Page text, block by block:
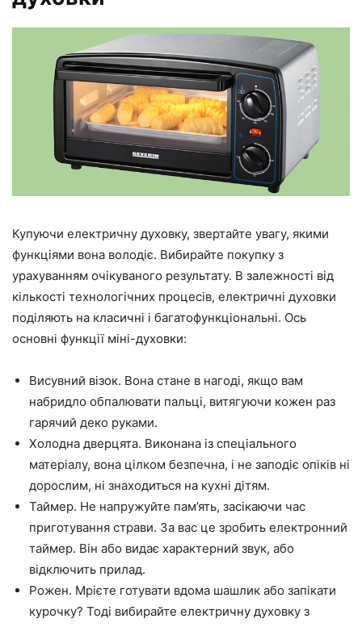
Купуючи електричну духовку, звертайте увагу, якими
функціями вона володіє. Вибирайте покупку з
урахуванням очікуваного результату. В залежності від
кількості технологічних процесів, електричні духовки
поділяють на класичні і багатофункціональні. Ось
основні функції міні-духовки:
Висувний візок. Вона стане в нагоді, якщо вам
набридло обпалювати пальці, витягуючи кожен раз
гарячий деко руками.
Холодна дверцята. Виконана із спеціального
матеріалу, вона цілком безпечна, і не заподіє опіків ні
дорослим, ні знаходиться на кухні дітям.
Таймер. Не напружуйте пам’ять, засікаючи час
приготування страви. За вас це зробить електронний
таймер. Він або видає характерний звук, або
відключить прилад.
Рожен. Мрієте готувати вдома шашлик або запікати
курочку? Тоді вибирайте електричну духовку з